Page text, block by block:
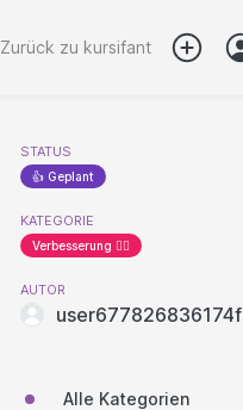
Zurück zu kursifant
STATUS
👍 Geplant
KATEGORIE
Verbesserung 🐱‍🏍
AUTOR
user677826836174f
Alle Kategorien